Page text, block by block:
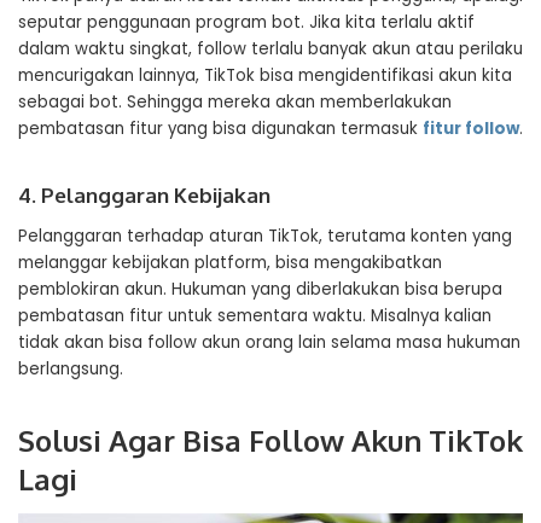
seputar penggunaan program bot. Jika kita terlalu aktif
dalam waktu singkat, follow terlalu banyak akun atau perilaku
mencurigakan lainnya, TikTok bisa mengidentifikasi akun kita
sebagai bot. Sehingga mereka akan memberlakukan
pembatasan fitur yang bisa digunakan termasuk fitur follow.
4. Pelanggaran Kebijakan
Pelanggaran terhadap aturan TikTok, terutama konten yang
melanggar kebijakan platform, bisa mengakibatkan
pemblokiran akun. Hukuman yang diberlakukan bisa berupa
pembatasan fitur untuk sementara waktu. Misalnya kalian
tidak akan bisa follow akun orang lain selama masa hukuman
berlangsung.
Solusi Agar Bisa Follow Akun TikTok
Lagi